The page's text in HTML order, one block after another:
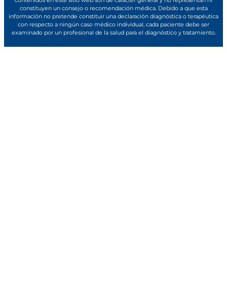
constituyen un consejo o recomendación médica. Debido a que esta
información no pretende constituir una declaración diagnóstica o terapéutica
con respecto a ningún caso médico individual, cada paciente debe ser
examinado por un profesional de la salud para el diagnóstico y tratamiento.